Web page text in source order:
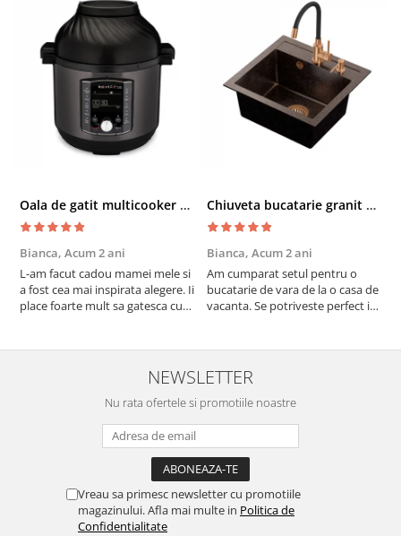
Oala de gatit multicooker 11 functii Instant Pot Pro Crisp 8 + Air Fryer 7.6 lt
Bianca, Acum 2 ani
L-am facut cadou mamei mele si
a fost cea mai inspirata alegere. Ii
place foarte mult sa gatesca cu
cratita...ma gandesc serios sa imi
cumpar si eu! Recomand mult !
Chiuveta bucatarie granit cu finisaj negru perlat/cupru Steingran Art Copper cu dozator si baterie Quadron
Bianca, Acum 2 ani
Am cumparat setul pentru o
bucatarie de vara de la o casa de
vacanta. Se potriveste perfect in
buna, recomand cu drag !
NEWSLETTER
Nu rata ofertele si promotiile noastre
Vreau sa primesc newsletter cu promotiile
magazinului. Afla mai multe in Politica de
Confidentialitate